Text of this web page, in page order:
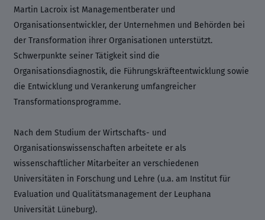
Martin Lacroix ist Managementberater und
Organisationsentwickler, der Unternehmen und Behörden bei
der Transformation ihrer Organisationen unterstützt.
Schwerpunkte seiner Tätigkeit sind die
Organisationsdiagnostik, die Führungskräfteentwicklung sowie
die Entwicklung und Verankerung umfangreicher
Transformationsprogramme.
Nach dem Studium der Wirtschafts- und
Organisationswissenschaften arbeitete er als
wissenschaftlicher Mitarbeiter an verschiedenen
Universitäten in Forschung und Lehre (u.a. am Institut für
Evaluation und Qualitätsmanagement der Leuphana
Universität Lüneburg).